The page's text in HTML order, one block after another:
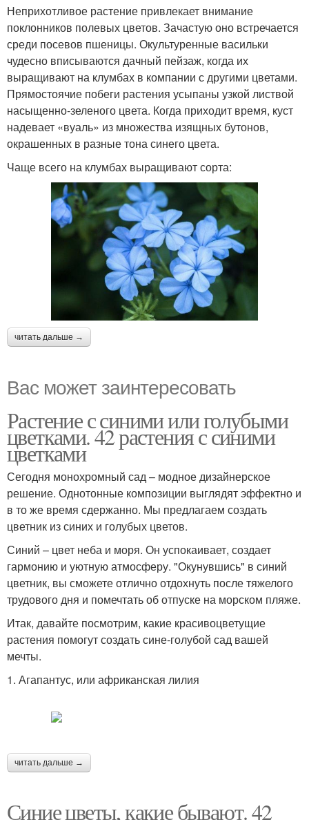
Неприхотливое растение привлекает внимание
поклонников полевых цветов. Зачастую оно встречается
среди посевов пшеницы. Окультуренные васильки
чудесно вписываются дачный пейзаж, когда их
выращивают на клумбах в компании с другими цветами.
Прямостоячие побеги растения усыпаны узкой листвой
насыщенно-зеленого цвета. Когда приходит время, куст
надевает «вуаль» из множества изящных бутонов,
окрашенных в разные тона синего цвета.
Чаще всего на клумбах выращивают сорта:
читать дальше →
Вас может заинтересовать
Растение с синими или голубыми
цветками. 42 растения с синими
цветками
Сегодня монохромный сад – модное дизайнерское
решение. Однотонные композиции выглядят эффектно и
в то же время сдержанно. Мы предлагаем создать
цветник из синих и голубых цветов.
Синий – цвет неба и моря. Он успокаивает, создает
гармонию и уютную атмосферу. "Окунувшись" в синий
цветник, вы сможете отлично отдохнуть после тяжелого
трудового дня и помечтать об отпуске на морском пляже.
Итак, давайте посмотрим, какие красивоцветущие
растения помогут создать сине-голубой сад вашей
мечты.
1. Агапантус, или африканская лилия
читать дальше →
Синие цветы, какие бывают. 42